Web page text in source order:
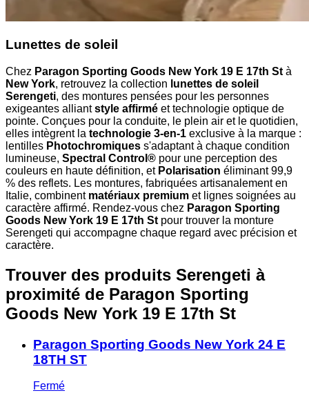
Lunettes de soleil
Chez Paragon Sporting Goods New York 19 E 17th St à
New York, retrouvez la collection lunettes de soleil
Serengeti, des montures pensées pour les personnes
exigeantes alliantstyle affirmé et technologie optique de
pointe. Conçues pour la conduite, le plein air et le quotidien,
elles intègrent la technologie 3-en-1 exclusive à la marque :
lentilles Photochromiques s'adaptant à chaque condition
lumineuse, Spectral Control® pour une perception des
couleurs en haute définition, et Polarisation éliminant 99,9
% des reflets. Les montures, fabriquées artisanalement en
Italie, combinent matériaux premium et lignes soignées au
caractère affirmé. Rendez-vous chez Paragon Sporting
Goods New York 19 E 17th St pour trouver la monture
Serengeti qui accompagne chaque regard avec précision et
caractère.
Trouver des produits Serengeti à
proximité de Paragon Sporting
Goods New York 19 E 17th St
Paragon Sporting Goods New York 24 E
18TH ST
Fermé